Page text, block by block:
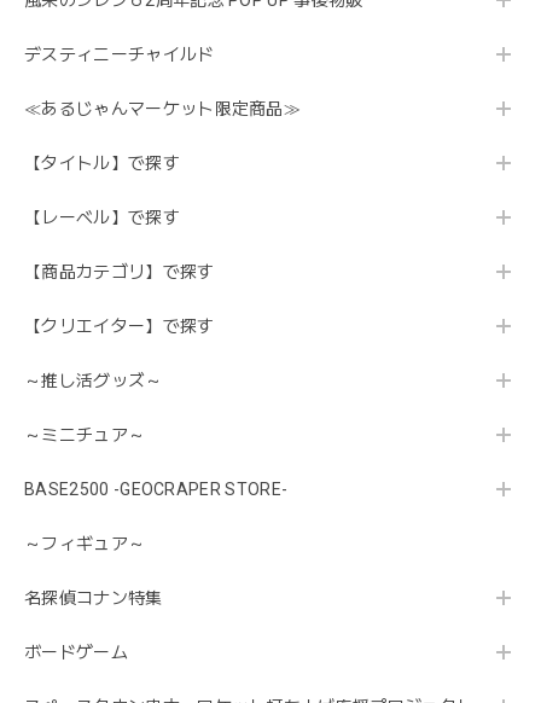
デスティニーチャイルド
≪あるじゃんマーケット限定商品≫
【タイトル】で探す
【レーベル】で探す
【商品カテゴリ】で探す
【クリエイター】で探す
～推し活グッズ～
～ミニチュア～
BASE2500 -GEOCRAPER STORE-
～フィギュア～
名探偵コナン特集
ボードゲーム